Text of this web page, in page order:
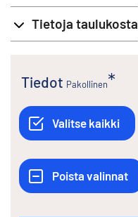
Tietoja taulukosta
Tiedot Pakollinen